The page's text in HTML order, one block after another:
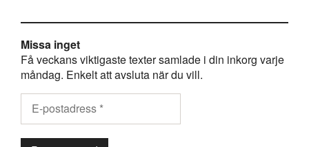
Missa inget
Få veckans viktigaste texter samlade i din inkorg varje
måndag. Enkelt att avsluta när du vill.